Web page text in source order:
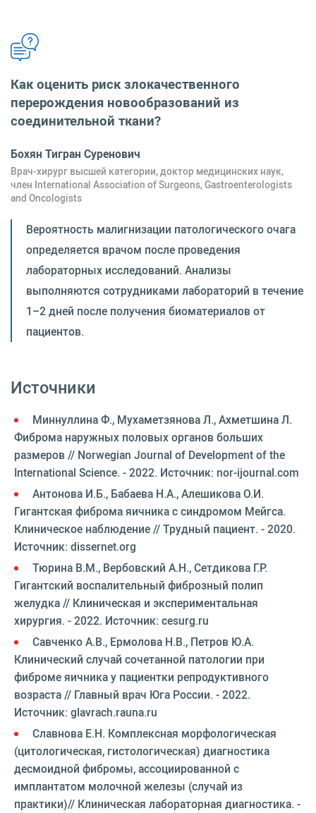
Как оценить риск злокачественного
перерождения новообразований из
соединительной ткани?
Бохян Тигран Суренович
Врач-хирург высшей категории, доктор медицинских наук,
член International Association of Surgeons, Gastroenterologists
and Oncologists
Вероятность малигнизации патологического очага
определяется врачом после проведения
лабораторных исследований. Анализы
выполняются сотрудниками лабораторий в течение
1–2 дней после получения биоматериалов от
пациентов.
Источники
Миннуллина Ф., Мухаметзянова Л., Ахметшина Л.
Фиброма наружных половых органов больших
размеров // Norwegian Journal of Development of the
International Science. - 2022. Источник: nor-ijournal.com
Антонова И.Б., Бабаева Н.А., Алешикова О.И.
Гигантская фиброма яичника с синдромом Мейгса.
Клиническое наблюдение // Трудный пациент. - 2020.
Источник: dissernet.org
Тюрина В.М., Вербовский А.Н., Сетдикова Г.Р.
Гигантский воспалительный фиброзный полип
желудка // Клиническая и экспериментальная
хирургия. - 2022. Источник: cesurg.ru
Савченко А.В., Ермолова Н.В., Петров Ю.А.
Клинический случай сочетанной патологии при
фиброме яичника у пациентки репродуктивного
возраста // Главный врач Юга России. - 2022.
Источник: glavrach.rauna.ru
Славнова Е.Н. Комплексная морфологическая
(цитологическая, гистологическая) диагностика
десмоидной фибромы, ассоциированной с
имплантатом молочной железы (случай из
практики)// Клиническая лабораторная диагностика. -